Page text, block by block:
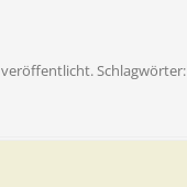
veröffentlicht. Schlagwörter: